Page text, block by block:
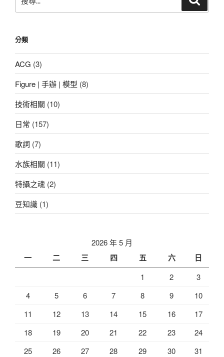
尋
字:
分類
ACG (3)
Figure | 手辦 | 模型 (8)
技術相關 (10)
日常 (157)
歌詞 (7)
水族相關 (11)
特攝之魂 (2)
豆知識 (1)
2026 年 5 月
一 二 三 四 五 六 日
1 2
3
4
5 6 7 8 9
10
11
12 13 14 15 16
17
18
19 20 21 22 23
24
25
26 27 28 29 30
31